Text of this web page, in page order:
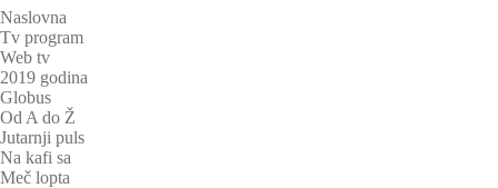
Naslovna
Tv program
Web tv
2019 godina
Globus
Od A do Ž
Jutarnji puls
Na kafi sa
Meč lopta